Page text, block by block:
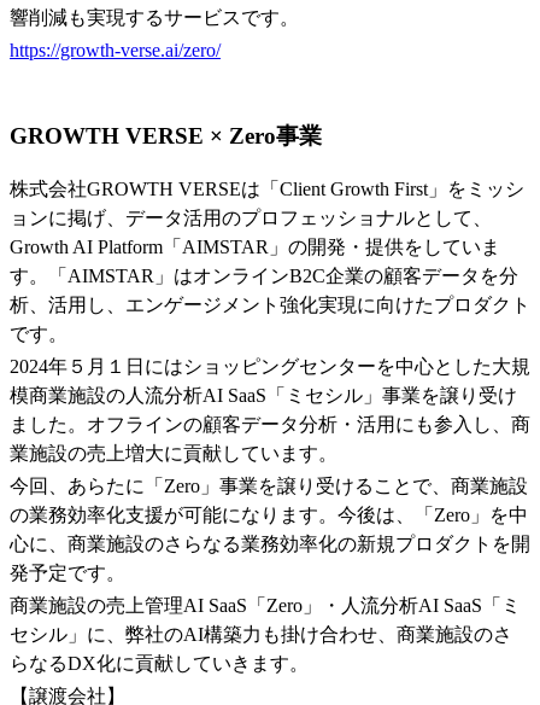
響削減も実現するサービスです。
https://growth-verse.ai/zero/
GROWTH VERSE × Zero事業
株式会社GROWTH VERSEは「Client Growth First」をミッシ
ョンに掲げ、データ活用のプロフェッショナルとして、
Growth AI Platform「AIMSTAR」の開発・提供をしていま
す。「AIMSTAR」はオンラインB2C企業の顧客データを分
析、活用し、エンゲージメント強化実現に向けたプロダクト
です。
2024年５月１日にはショッピングセンターを中心とした大規
模商業施設の人流分析AI SaaS「ミセシル」事業を譲り受け
ました。オフラインの顧客データ分析・活用にも参入し、商
業施設の売上増大に貢献しています。
今回、あらたに「Zero」事業を譲り受けることで、商業施設
の業務効率化支援が可能になります。今後は、「Zero」を中
心に、商業施設のさらなる業務効率化の新規プロダクトを開
発予定です。
商業施設の売上管理AI SaaS「Zero」・人流分析AI SaaS「ミ
セシル」に、弊社のAI構築力も掛け合わせ、商業施設のさ
らなるDX化に貢献していきます。
【譲渡会社】